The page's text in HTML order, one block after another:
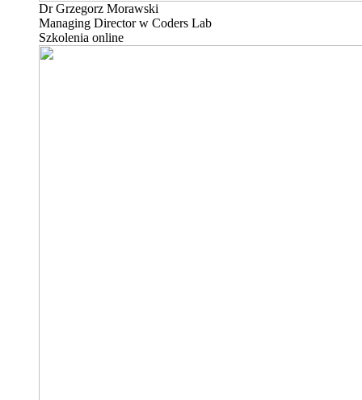
Dr Grzegorz Morawski
Managing Director w Coders Lab
Szkolenia online